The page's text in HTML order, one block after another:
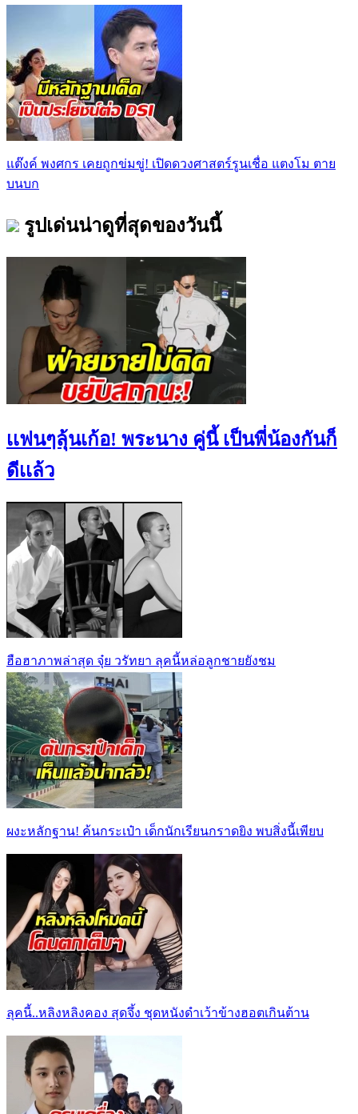
แต๊งค์ พงศกร เคยถูกข่มขู่! เปิดดวงศาสตร์รูนเชื่อ แตงโม ตาย
บนบก
รูปเด่นน่าดูที่สุดของวันนี้
เเฟนๆลุ้นเก้อ! พระนาง คู่นี้ เป็นพี่น้องกันก็
ดีเเล้ว
ฮือฮาภาพล่าสุด จุ๋ย วรัทยา ลุคนี้หล่อลูกชายยังชม
ผงะหลักฐาน! ค้นกระเป๋า เด็กนักเรียนกราดยิง พบสิ่งนี้เพียบ
ลุคนี้..หลิงหลิงคอง สุดจึ้ง ชุดหนังดำเว้าข้างฮอตเกินต้าน